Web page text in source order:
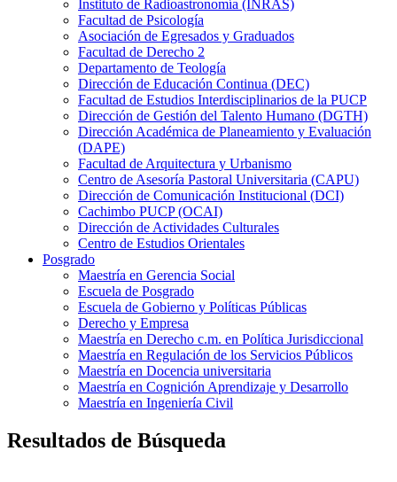
Instituto de Radioastronomía (INRAS)
Facultad de Psicología
Asociación de Egresados y Graduados
Facultad de Derecho 2
Departamento de Teología
Dirección de Educación Continua (DEC)
Facultad de Estudios Interdisciplinarios de la PUCP
Dirección de Gestión del Talento Humano (DGTH)
Dirección Académica de Planeamiento y Evaluación
(DAPE)
Facultad de Arquitectura y Urbanismo
Centro de Asesoría Pastoral Universitaria (CAPU)
Dirección de Comunicación Institucional (DCI)
Cachimbo PUCP (OCAI)
Dirección de Actividades Culturales
Centro de Estudios Orientales
Posgrado
Maestría en Gerencia Social
Escuela de Posgrado
Escuela de Gobierno y Políticas Públicas
Derecho y Empresa
Maestría en Derecho c.m. en Política Jurisdiccional
Maestría en Regulación de los Servicios Públicos
Maestría en Docencia universitaria
Maestría en Cognición Aprendizaje y Desarrollo
Maestría en Ingeniería Civil
Resultados de Búsqueda